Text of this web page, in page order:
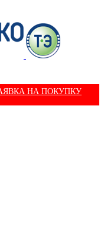
НА ПОКУПКУ